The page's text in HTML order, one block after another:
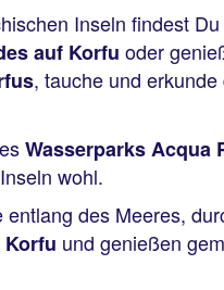
Inseln findest Du
auf Korfu oder
, tauche und
Wasserparks Acqua
wohl.
des Meeres,
und genießen